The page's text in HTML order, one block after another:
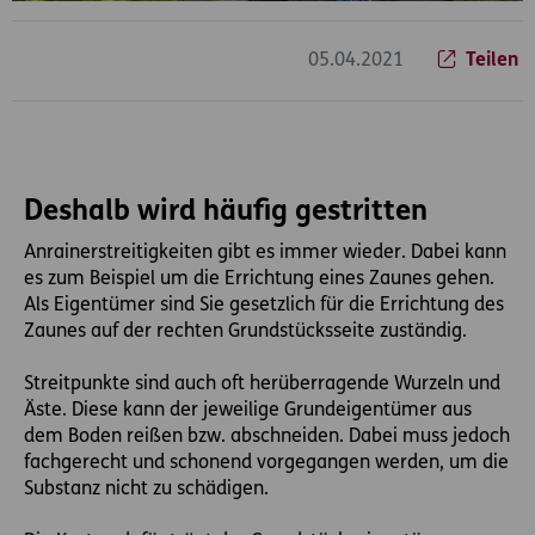
05.04.2021 Teilen
Deshalb wird häufig gestritten
Anrainerstreitigkeiten gibt es immer wieder. Dabei kann
es zum Beispiel um die Errichtung eines Zaunes gehen.
Als Eigentümer sind Sie gesetzlich für die Errichtung des
Zaunes auf der rechten Grundstücksseite zuständig.
Streitpunkte sind auch oft herüberragende Wurzeln und
Äste. Diese kann der jeweilige Grundeigentümer aus
dem Boden reißen bzw. abschneiden. Dabei muss jedoch
fachgerecht und schonend vorgegangen werden, um die
Substanz nicht zu schädigen.